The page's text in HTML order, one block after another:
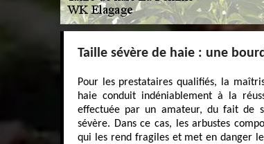
Taille sévère de haie : une
Pour les prestataires qualifiés, la
haie conduit indéniablement à la
effectuée par un amateur, du fait de
sévère. Dans ce cas, les arbustes
qui les rend fragiles et met en danger